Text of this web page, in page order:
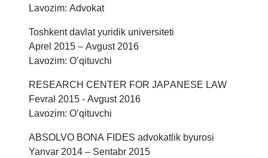
Lavozim: Аdvokat
Toshkent davlat yuridik universiteti
Аprel 2015 – Аvgust 2016
Lavozim: Oʼqituvchi
RESEАRCH CENTER FOR JАPАNESE LАW
Fevral 2015 - Аvgust 2016
Lavozim: Oʼqituvchi
АBSOLVO BONА FIDES advokatlik byurosi
Yanvar 2014 – Sentabr 2015